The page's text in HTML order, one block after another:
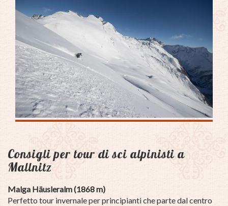
Consigli per tour di sci alpinisti a
Mallnitz
Malga Häusleralm (1868 m)
Perfetto tour invernale per principianti che parte dal centro